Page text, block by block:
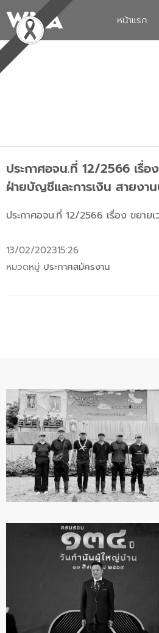
หน้าแรก
ประกาศอจน.ที่ 12/2566 เรื่
ฝ่ายบัญชีและการเงิน สายงา
ประกาศอจน.ที่ 12/2566 เรื่อง ขยา
13/02/202315:26
หมวดหมู่ ประกาศสมัครงาน